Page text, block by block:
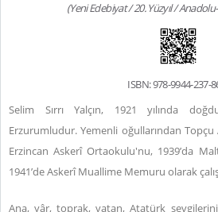
(Yeni Edebiyat / 20. Yüzyıl /
ISBN: 978-9944-237-
Selim Sırrı Yalçın, 1921 yılında
Erzurumludur. Yemenli oğullarından Topçu
Erzincan Askerî Ortaokulu'nu, 1939’da
1941’de Askerî Muallime Memuru olarak
Ana, yâr, toprak, vatan, Atatürk